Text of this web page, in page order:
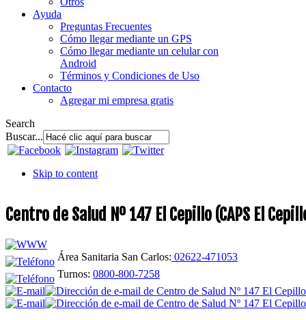
Ayuda
Preguntas Frecuentes
Cómo llegar mediante un GPS
Cómo llegar mediante un celular con
Android
Términos y Condiciones de Uso
Contacto
Agregar mi empresa gratis
Search
Buscar...
Skip to content
Centro de Salud Nº 147 El Cepillo (CAPS El
Área Sanitaria San Carlos: 02622-471053
Turnos: 0800-800-7258